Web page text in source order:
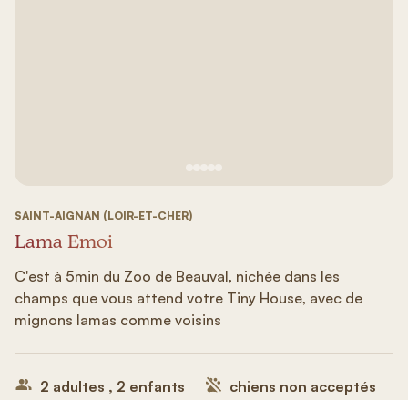
SAINT-AIGNAN (LOIR-ET-CHER)
Lama Émoi
C'est à 5min du Zoo de Beauval, nichée dans les
champs que vous attend votre Tiny House, avec de
mignons lamas comme voisins
2 adultes , 2 enfants
chiens non acceptés